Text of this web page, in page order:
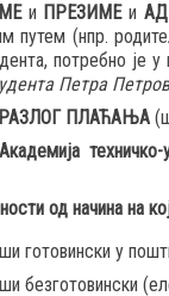
и ПРЕЗИМЕи
путем (нпр.
потребно
Петра
РАЗЛОГ ПЛАЋАЊА
Академија
од начина на
готовински у
безготовински